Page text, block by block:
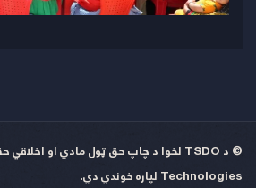
© د TSDO لخوا د چاپ حق ټول مادي او اخلاقي حقونه د
Technologies لپاره خوندي دي.